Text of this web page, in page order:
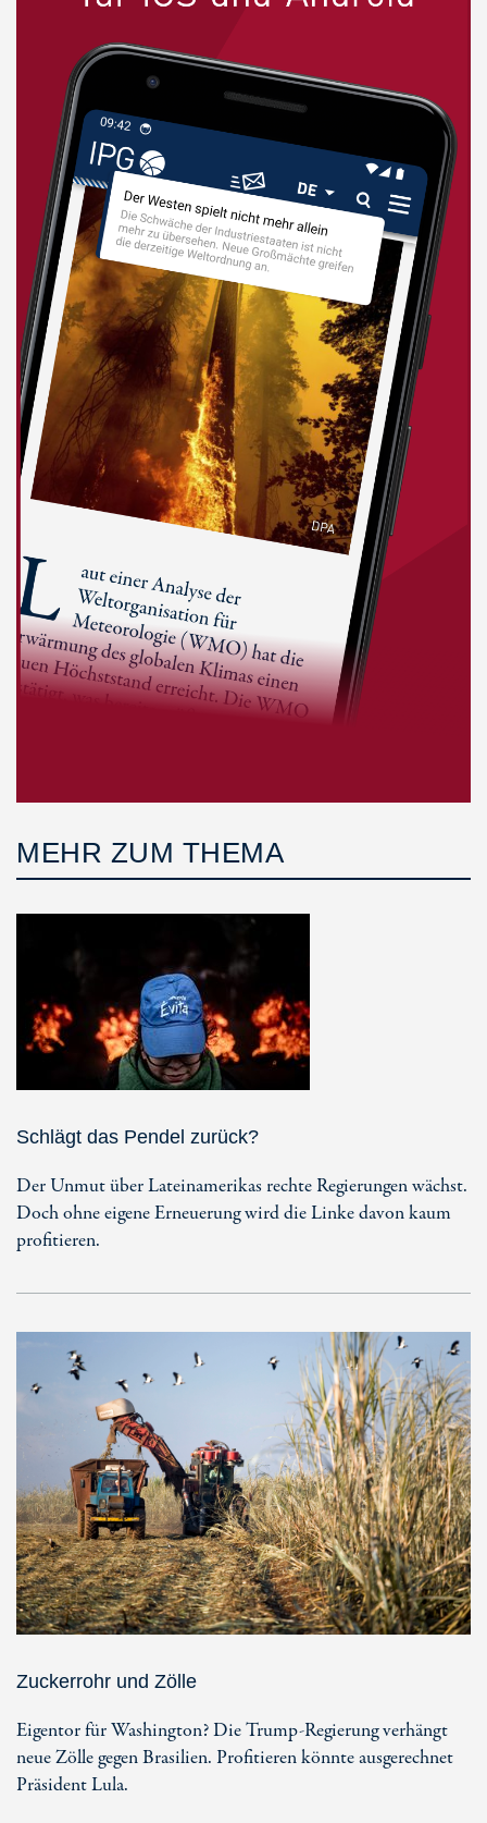
MEHR ZUM THEMA
Schlägt das Pendel zurück?
Der Unmut über Lateinamerikas rechte Regierungen wächst.
Doch ohne eigene Erneuerung wird die Linke davon kaum
profitieren.
Zuckerrohr und Zölle
Eigentor für Washington? Die Trump-Regierung verhängt
neue Zölle gegen Brasilien. Profitieren könnte ausgerechnet
Präsident Lula.